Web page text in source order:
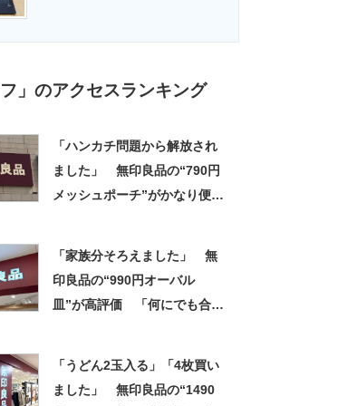
フ」のアクセスランキング
「ハンカチ問題から解放され
ました」 無印良品の“790円
メッシュポーチ”がかなり便
「家族分そろえました」 無
印良品の“990円オーバル
皿”が高評価 「何にでも合
「うどん2玉入る」「4枚買い
ました」 無印良品の“1490